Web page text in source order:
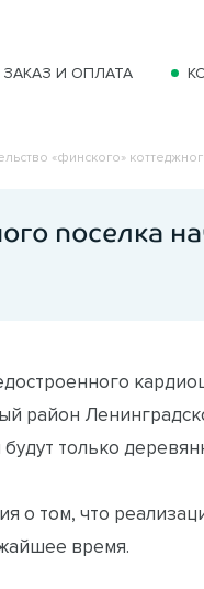
ЗАКАЗ И ОПЛАТА
«финского»
поселка
район
только
о том, что
время.